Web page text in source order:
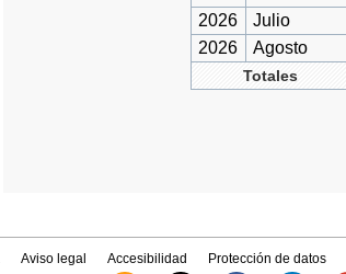
2026
Julio
2026
Agosto
Totales
Aviso legal Accesibilidad Protección de datos